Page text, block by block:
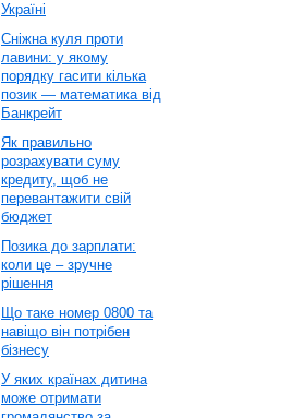
Україні
Сніжна куля проти
лавини: у якому
порядку гасити кілька
позик — математика від
Банкрейт
Як правильно
розрахувати суму
кредиту, щоб не
перевантажити свій
бюджет
Позика до зарплати:
коли це – зручне
рішення
Що таке номер 0800 та
навіщо він потрібен
бізнесу
У яких країнах дитина
може отримати